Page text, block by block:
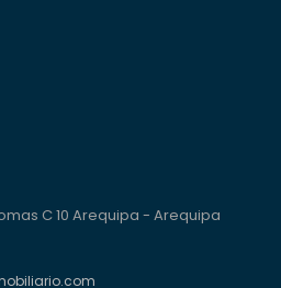
C 10 Arequipa - Arequipa